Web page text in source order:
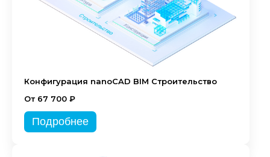
Конфигурация nanoCAD BIM Строительство
От 67 700 ₽
Подробнее